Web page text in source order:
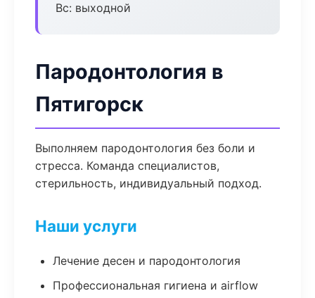
Вс: выходной
Пародонтология в
Пятигорск
Выполняем пародонтология без боли и
стресса. Команда специалистов,
стерильность, индивидуальный подход.
Наши услуги
Лечение десен и пародонтология
Профессиональная гигиена и airflow